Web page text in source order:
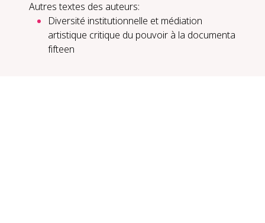
Autres textes des auteurs:
Diversité institutionnelle et médiation
artistique critique du pouvoir à la documenta
fifteen